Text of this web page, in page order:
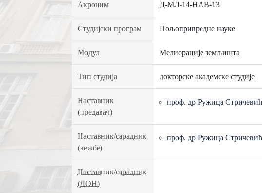
Акроним Д-МЛ-14-НАВ-13
Студијски програм Пољопривредне науке
Модул Мелиорације земљишта
Тип студија докторске академске студије
Наставник
(предавач)
проф. др Ружица Стричевић
Наставник/сарадник
(вежбе)
проф. др Ружица Стричевић
Наставник/сарадник
(ДОН)